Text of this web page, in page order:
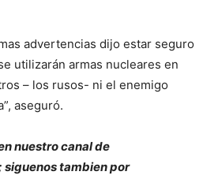
advertencias dijo estar seguro
utilizarán armas nucleares en
– los rusos- ni el enemigo
aseguró.
nuestro canal de
siguenos tambien por